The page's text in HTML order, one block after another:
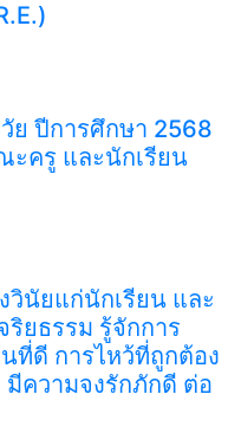
ย ปีการศึกษา 2568
ครู และนักเรียน
วินัยแก่นักเรียน และ
ยธรรม รู้จักการ
ที่ดี การไหว้ที่ถูกต้อง
ความจงรักภักดี ต่อ